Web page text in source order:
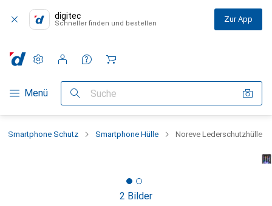
digitec
Schneller finden und bestellen Zur App
Navigation nach Kategorien
Menü Suche
Einstellungen
Kundenkonto
Vergleichslisten
Merklisten
Warenkorb
Smartphone Schutz Smartphone Hülle Noreve Lederschutzhülle
2 Bilder